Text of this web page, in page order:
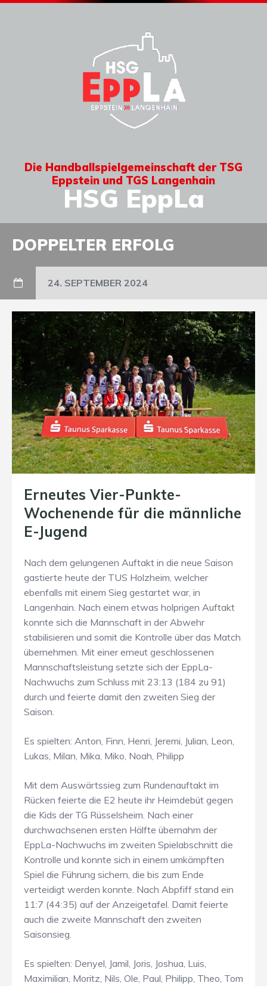
Die Handballspielgemeinschaft der TSG
Eppstein und TGS Langenhain
HSG EppLa
DOPPELTER ERFOLG
24. SEPTEMBER 2024
Erneutes Vier-Punkte-
Wochenende für die männliche
E-Jugend
Nach dem gelungenen Auftakt in die neue Saison
gastierte heute der TUS Holzheim, welcher
ebenfalls mit einem Sieg gestartet war, in
Langenhain. Nach einem etwas holprigen Auftakt
konnte sich die Mannschaft in der Abwehr
stabilisieren und somit die Kontrolle über das Match
übernehmen. Mit einer erneut geschlossenen
Mannschaftsleistung setzte sich der EppLa-
Nachwuchs zum Schluss mit 23:13 (184 zu 91)
durch und feierte damit den zweiten Sieg der
Saison.
Es spielten: Anton, Finn, Henri, Jeremi, Julian, Leon,
Lukas, Milan, Mika, Miko, Noah, Philipp
Mit dem Auswärtssieg zum Rundenauftakt im
Rücken feierte die E2 heute ihr Heimdebüt gegen
die Kids der TG Rüsselsheim. Nach einer
durchwachsenen ersten Hälfte übernahm der
EppLa-Nachwuchs im zweiten Spielabschnitt die
Kontrolle und konnte sich in einem umkämpften
Spiel die Führung sichern, die bis zum Ende
verteidigt werden konnte. Nach Abpfiff stand ein
11:7 (44:35) auf der Anzeigetafel. Damit feierte
auch die zweite Mannschaft den zweiten
Saisonsieg.
Es spielten: Denyel, Jamil, Joris, Joshua, Luis,
Maximilian, Moritz, Nils, Ole, Paul, Philipp, Theo, Tom